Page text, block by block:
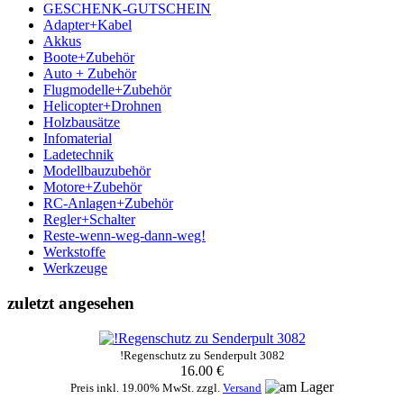
GESCHENK-GUTSCHEIN
Adapter+Kabel
Akkus
Boote+Zubehör
Auto + Zubehör
Flugmodelle+Zubehör
Helicopter+Drohnen
Holzbausätze
Infomaterial
Ladetechnik
Modellbauzubehör
Motore+Zubehör
RC-Anlagen+Zubehör
Regler+Schalter
Reste-wenn-weg-dann-weg!
Werkstoffe
Werkzeuge
zuletzt angesehen
!Regenschutz zu Senderpult 3082
16.00 €
Preis inkl. 19.00% MwSt. zzgl. Versand